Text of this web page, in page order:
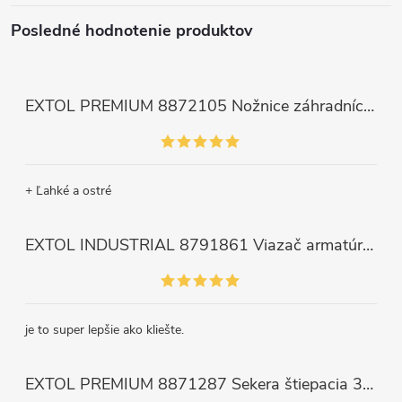
Posledné hodnotenie produktov
EXTOL PREMIUM 8872105 Nožnice záhradnícke dlhé úzke, 200mm, max. prestrih Ø6mm
+ Ľahké a ostré
EXTOL INDUSTRIAL 8791861 Viazač armatúr aku Share20V, bez aku, drôt 0,8mm, oko 8-34mm, bezuhlíkový motor
je to super lepšie ako kliešte.
EXTOL PREMIUM 8871287 Sekera štiepacia 3500g, nylónová násada 910mm